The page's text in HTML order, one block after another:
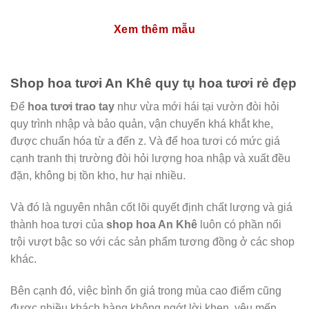
Xem thêm mẫu
Shop hoa tươi An Khê quy tụ hoa tươi rẻ đẹp
Để hoa tươi trao tay như vừa mới hái tại vườn đòi hỏi
quy trình nhập và bảo quản, vận chuyển khá khắt khe,
được chuẩn hóa từ a đến z. Và để hoa tươi có mức giá
cạnh tranh thị trường đòi hỏi lượng hoa nhập và xuất đều
đặn, không bị tồn kho, hư hại nhiều.
Và đó là nguyên nhân cốt lõi quyết định chất lượng và giá
thành hoa tươi của shop hoa An Khê luôn có phần nổi
trội vượt bậc so với các sản phẩm tương đồng ở các shop
khác.
Bên cạnh đó, việc bình ổn giá trong mùa cao điểm cũng